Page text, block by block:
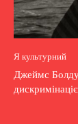
Я культурний
Джеймс